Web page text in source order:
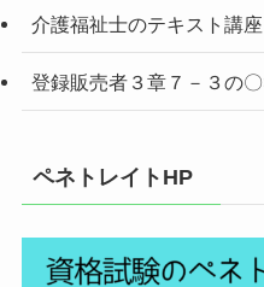
介護福祉士のテキスト講座
登録販売者３章７－３の
ペネトレイトHP